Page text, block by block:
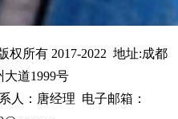
权所有 2017-2022 地址:成都
道1999号
人：唐经理 电子邮箱：